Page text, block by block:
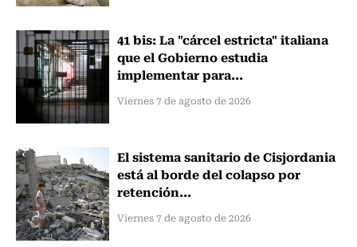
41 bis: La "cárcel estricta" italiana
que el Gobierno estudia
implementar para...
Viernes 7 de agosto de 2026
El sistema sanitario de Cisjordania
está al borde del colapso por
retención...
Viernes 7 de agosto de 2026